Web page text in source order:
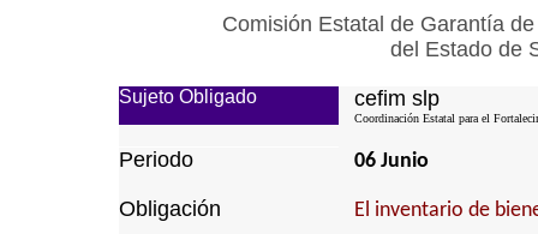
Comisión Estatal de Garantía
del Estado de
Sujeto Obligado cefim slp
Coordinación Estatal para el
Periodo 06 Junio
Obligación El inventario de